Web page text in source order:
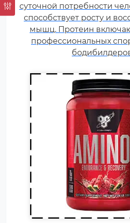
суточной потребности
способствует росту и
мышц. Протеин
профессиональных
повышенные
нагрузки и стресс
дефициту
восполнить его,
принимать